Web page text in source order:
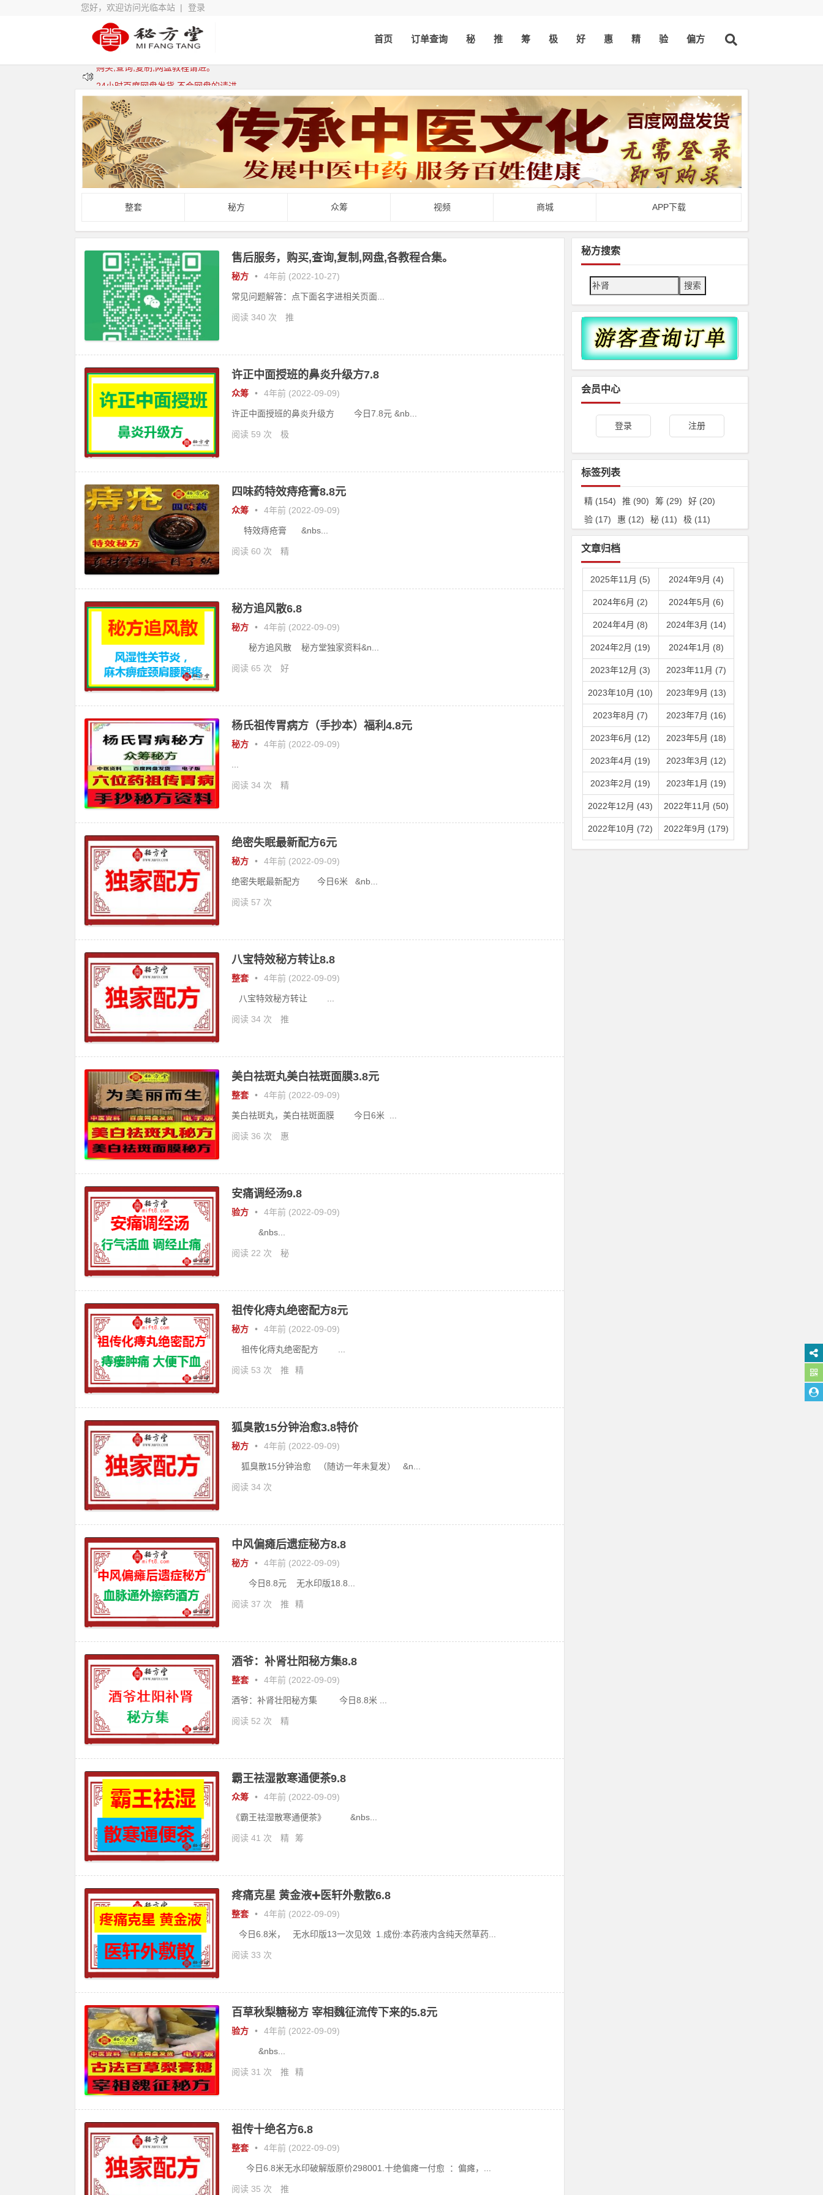
您好，欢迎访问光临本站 | 登录
首页 订单查询 秘 推 筹 极 好 惠 精 验 偏方
APP跟 浏览器 支付请用支付宝支付。
本站资料为何这么便宜,是不是假的.
购买,查询,复制,网盘教程请进。
整套 秘方 众筹 视频 商城 APP下载
售后服务，购买,查询,复制,网盘,各教程合集。
秘方 • 4年前 (2022-10-27)
常见问题解答：点下面名字进相关页面...
阅读 340 次 推
许正中面授班的鼻炎升级方7.8
众筹 • 4年前 (2022-09-09)
许正中面授班的鼻炎升级方 今日7.8元 &nb...
阅读 59 次 极
四味药特效痔疮膏8.8元
众筹 • 4年前 (2022-09-09)
特效痔疮膏 &nbs...
阅读 60 次 精
秘方追风散6.8
秘方 • 4年前 (2022-09-09)
秘方追风散 秘方堂独家资料&n...
阅读 65 次 好
杨氏祖传胃病方（手抄本）福利4.8元
秘方 • 4年前 (2022-09-09)
阅读 34 次 精
绝密失眠最新配方6元
秘方 • 4年前 (2022-09-09)
绝密失眠最新配方 今日6米 &nb...
阅读 57 次
八宝特效秘方转让8.8
整套 • 4年前 (2022-09-09)
八宝特效秘方转让 ...
阅读 34 次 推
美白祛斑丸美白祛斑面膜3.8元
整套 • 4年前 (2022-09-09)
美白祛斑丸，美白祛斑面膜 今日6米 ...
阅读 36 次 惠
安痛调经汤9.8
验方 • 4年前 (2022-09-09)
&nbs...
阅读 22 次 秘
祖传化痔丸绝密配方8元
秘方 • 4年前 (2022-09-09)
祖传化痔丸绝密配方 ...
阅读 53 次 推 精
狐臭散15分钟治愈3.8特价
秘方 • 4年前 (2022-09-09)
狐臭散15分钟治愈 （随访一年未复发） &n...
阅读 34 次
中风偏瘫后遗症秘方8.8
秘方 • 4年前 (2022-09-09)
今日8.8元 无水印版18.8...
阅读 37 次 推 精
酒爷：补肾壮阳秘方集8.8
整套 • 4年前 (2022-09-09)
酒爷：补肾壮阳秘方集 今日8.8米 ...
阅读 52 次 精
霸王祛湿散寒通便茶9.8
众筹 • 4年前 (2022-09-09)
《霸王祛湿散寒通便茶》 &nbs...
阅读 41 次 精 筹
疼痛克星 黄金液➕医轩外敷散6.8
整套 • 4年前 (2022-09-09)
今日6.8米， 无水印版13一次见效 1.成份:本药液内含纯天然草药...
阅读 33 次
百草秋梨糖秘方 宰相魏征流传下来的5.8元
验方 • 4年前 (2022-09-09)
&nbs...
阅读 31 次 推 精
祖传十绝名方6.8
整套 • 4年前 (2022-09-09)
今日6.8米无水印破解版原价298001.十绝偏瘫一付愈 ：偏瘫，...
阅读 35 次 推
秘方搜索
Search
会员中心
登录 注册
标签列表
精 (154) 推 (90) 筹 (29) 好 (20)
验 (17) 惠 (12) 秘 (11) 极 (11)
文章归档
2025年11月 (5) 2024年9月 (4)
2024年6月 (2) 2024年5月 (6)
2024年4月 (8) 2024年3月 (14)
2024年2月 (19) 2024年1月 (8)
2023年12月 (3) 2023年11月 (7)
2023年10月 (10) 2023年9月 (13)
2023年8月 (7) 2023年7月 (16)
2023年6月 (12) 2023年5月 (18)
2023年4月 (19) 2023年3月 (12)
2023年2月 (19) 2023年1月 (19)
2022年12月 (43) 2022年11月 (50)
2022年10月 (72) 2022年9月 (179)